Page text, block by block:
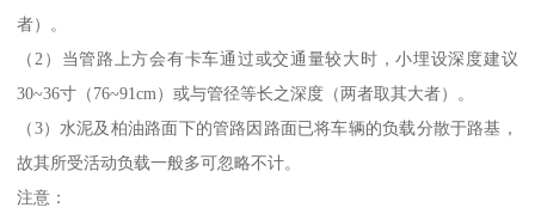
者）。
（2）当管路上方会有卡车通过或交通量较大时，小埋设深度建议
30~36寸（76~91cm）或与管径等长之深度（两者取其大者）。
（3）水泥及柏油路面下的管路因路面已将车辆的负载分散于路基，
故其所受活动负载一般多可忽略不计。
注意：